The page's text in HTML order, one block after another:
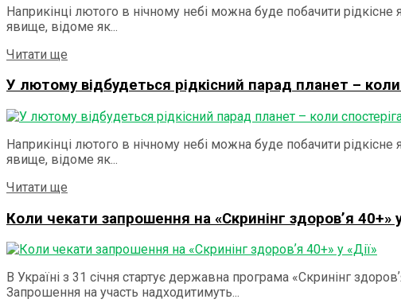
Наприкінці лютого в нічному небі можна буде побачити
явище, відоме як...
Читати ще
У лютому відбудеться рідкісний парад планет –
Наприкінці лютого в нічному небі можна буде побачити
явище, відоме як...
Читати ще
Коли чекати запрошення на «Скринінг здоровʼя 40+» у
В Україні з 31 січня стартує державна програма «Скринінг
Запрошення на участь надходитимуть...